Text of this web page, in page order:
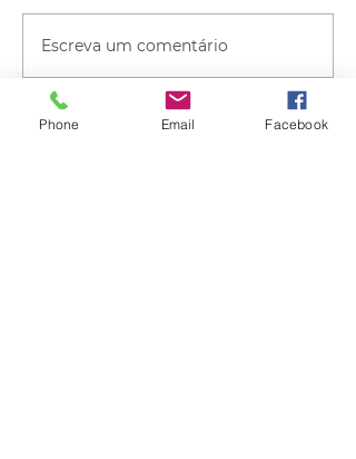
Escreva um comentário
Phone Email Facebook